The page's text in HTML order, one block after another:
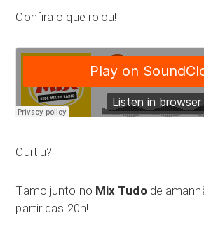
Confira o que rolou!
Curtiu?
Tamo junto no Mix Tudode
partir das 20h!